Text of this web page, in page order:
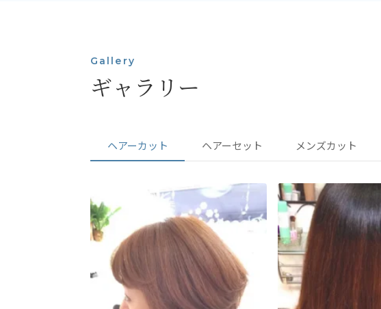
Gallery
ギャラリー
ヘアーカット ヘアーセット メンズカット